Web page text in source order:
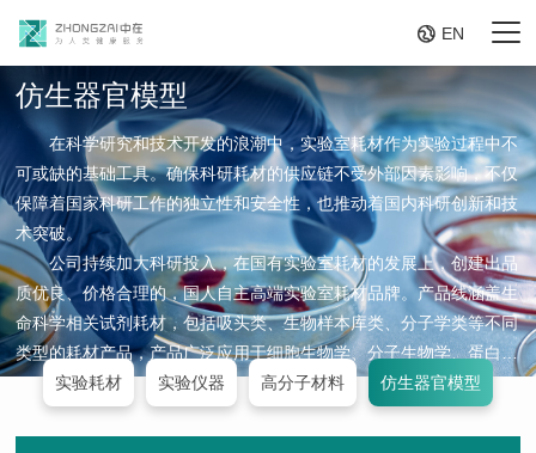
 EN
仿生器官模型
在科学研究和技术开发的浪潮中，实验室耗材作为实验过程中不
可或缺的基础工具。确保科研耗材的供应链不受外部因素影响，不仅
保障着国家科研工作的独立性和安全性，也推动着国内科研创新和技
术突破。
公司持续加大科研投入，在国有实验室耗材的发展上，创建出品
质优良、价格合理的，国人自主高端实验室耗材品牌。产品线涵盖生
命科学相关试剂耗材，包括吸头类、生物样本库类、分子学类等不同
类型的耗材产品，产品广泛应用于细胞生物学、分子生物学、蛋白组
学、生物化学等学科,为国内各高等院校、研究机构和相关企事业单
位提供配套产品。产品以其优良的品质受到广大客户的一致认可。
实验耗材 实验仪器 高分子材料 仿生器官模型